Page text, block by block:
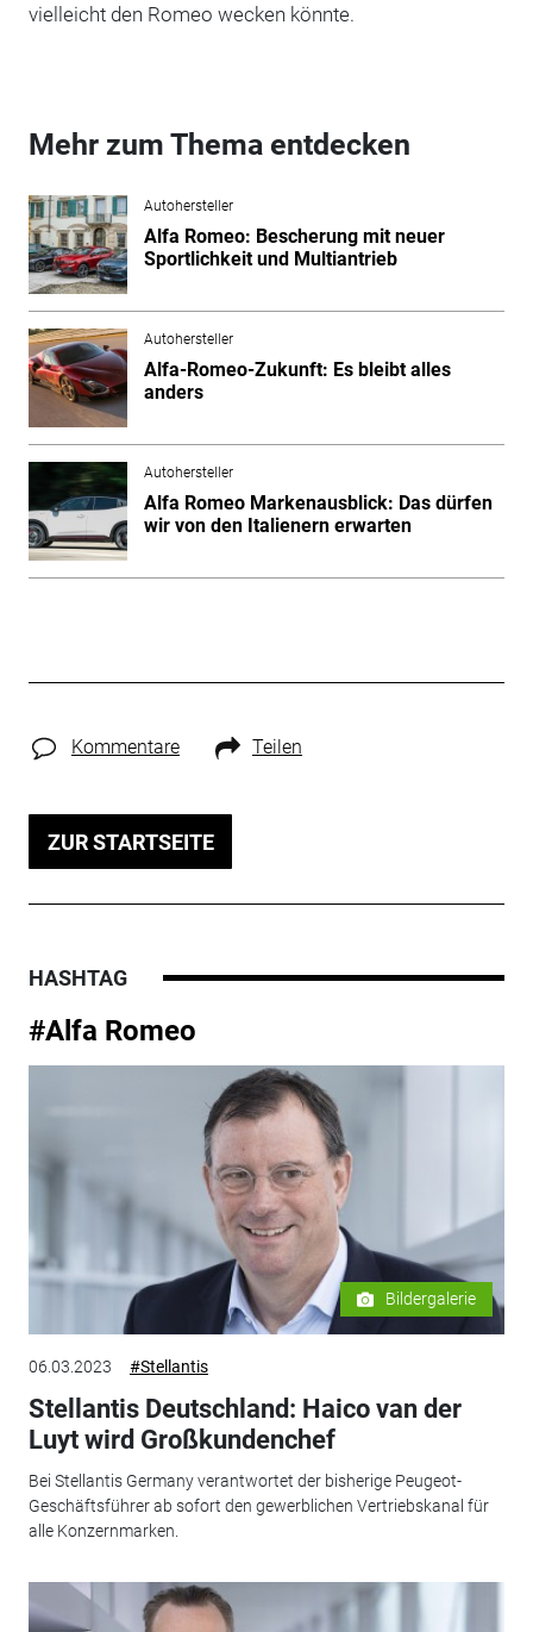
vielleicht den Romeo wecken könnte.
Mehr zum Thema entdecken
Autohersteller
Alfa Romeo: Bescherung mit neuer
Sportlichkeit und Multiantrieb
Autohersteller
Alfa-Romeo-Zukunft: Es bleibt alles
anders
Autohersteller
Alfa Romeo Markenausblick: Das dürfen
wir von den Italienern erwarten
Kommentare Teilen
ZUR STARTSEITE
HASHTAG
#Alfa Romeo
Bildergalerie
06.03.2023 #Stellantis
Stellantis Deutschland: Haico van der
Luyt wird Großkundenchef
Bei Stellantis Germany verantwortet der bisherige Peugeot-
Geschäftsführer ab sofort den gewerblichen Vertriebskanal für
alle Konzernmarken.